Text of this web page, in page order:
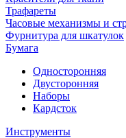
Трафареты
Часовые механизмы и
Фурнитура для шкатулок
Бумага
Односторонняя
Двусторонняя
Наборы
Кардсток
Инструменты